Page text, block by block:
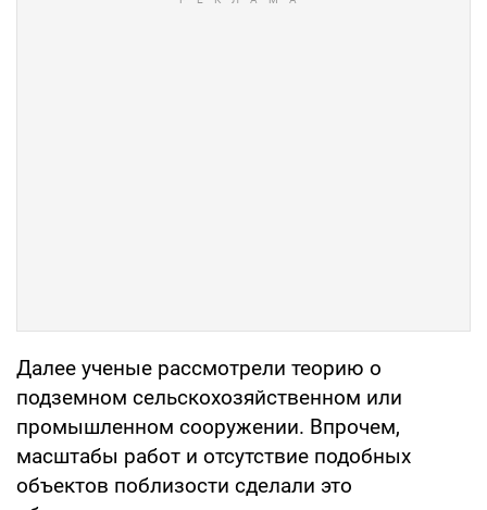
Далее ученые рассмотрели теорию о
подземном сельскохозяйственном или
промышленном сооружении. Впрочем,
масштабы работ и отсутствие подобных
объектов поблизости сделали это